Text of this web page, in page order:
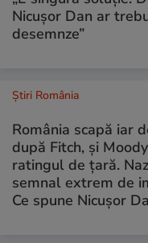
Nicușor Dan ar
desemnze”
Știri România
România scapă iar
după Fitch, și
ratingul de țară.
semnal extrem de
Ce spune Nicușor